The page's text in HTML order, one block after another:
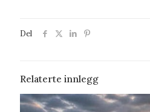
Del
Relaterte innlegg